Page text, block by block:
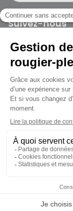
Suivez-nous
Rougier et Plé
Mentions légales
Conditions
Données
Paiement